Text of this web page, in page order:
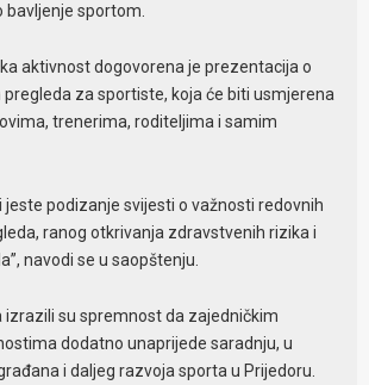
bavljenje sportom.
aktivnost dogovorena je prezentacija o
pregleda za sportiste, koja će biti usmjerena
trenerima, roditeljima i samim
jeste podizanje svijesti o važnosti redovnih
ranog otkrivanja zdravstvenih rizika i
navodi se u saopštenju.
izrazili su spremnost da zajedničkim
dodatno unaprijede saradnju, u
i daljeg razvoja sporta u Prijedoru.